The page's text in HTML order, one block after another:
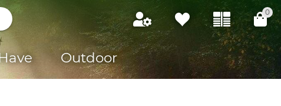
0
Outdoor